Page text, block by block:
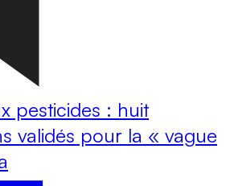
pesticides : huit
validés pour la « vague